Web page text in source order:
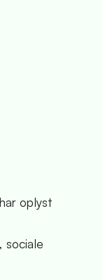
oplyst
sociale